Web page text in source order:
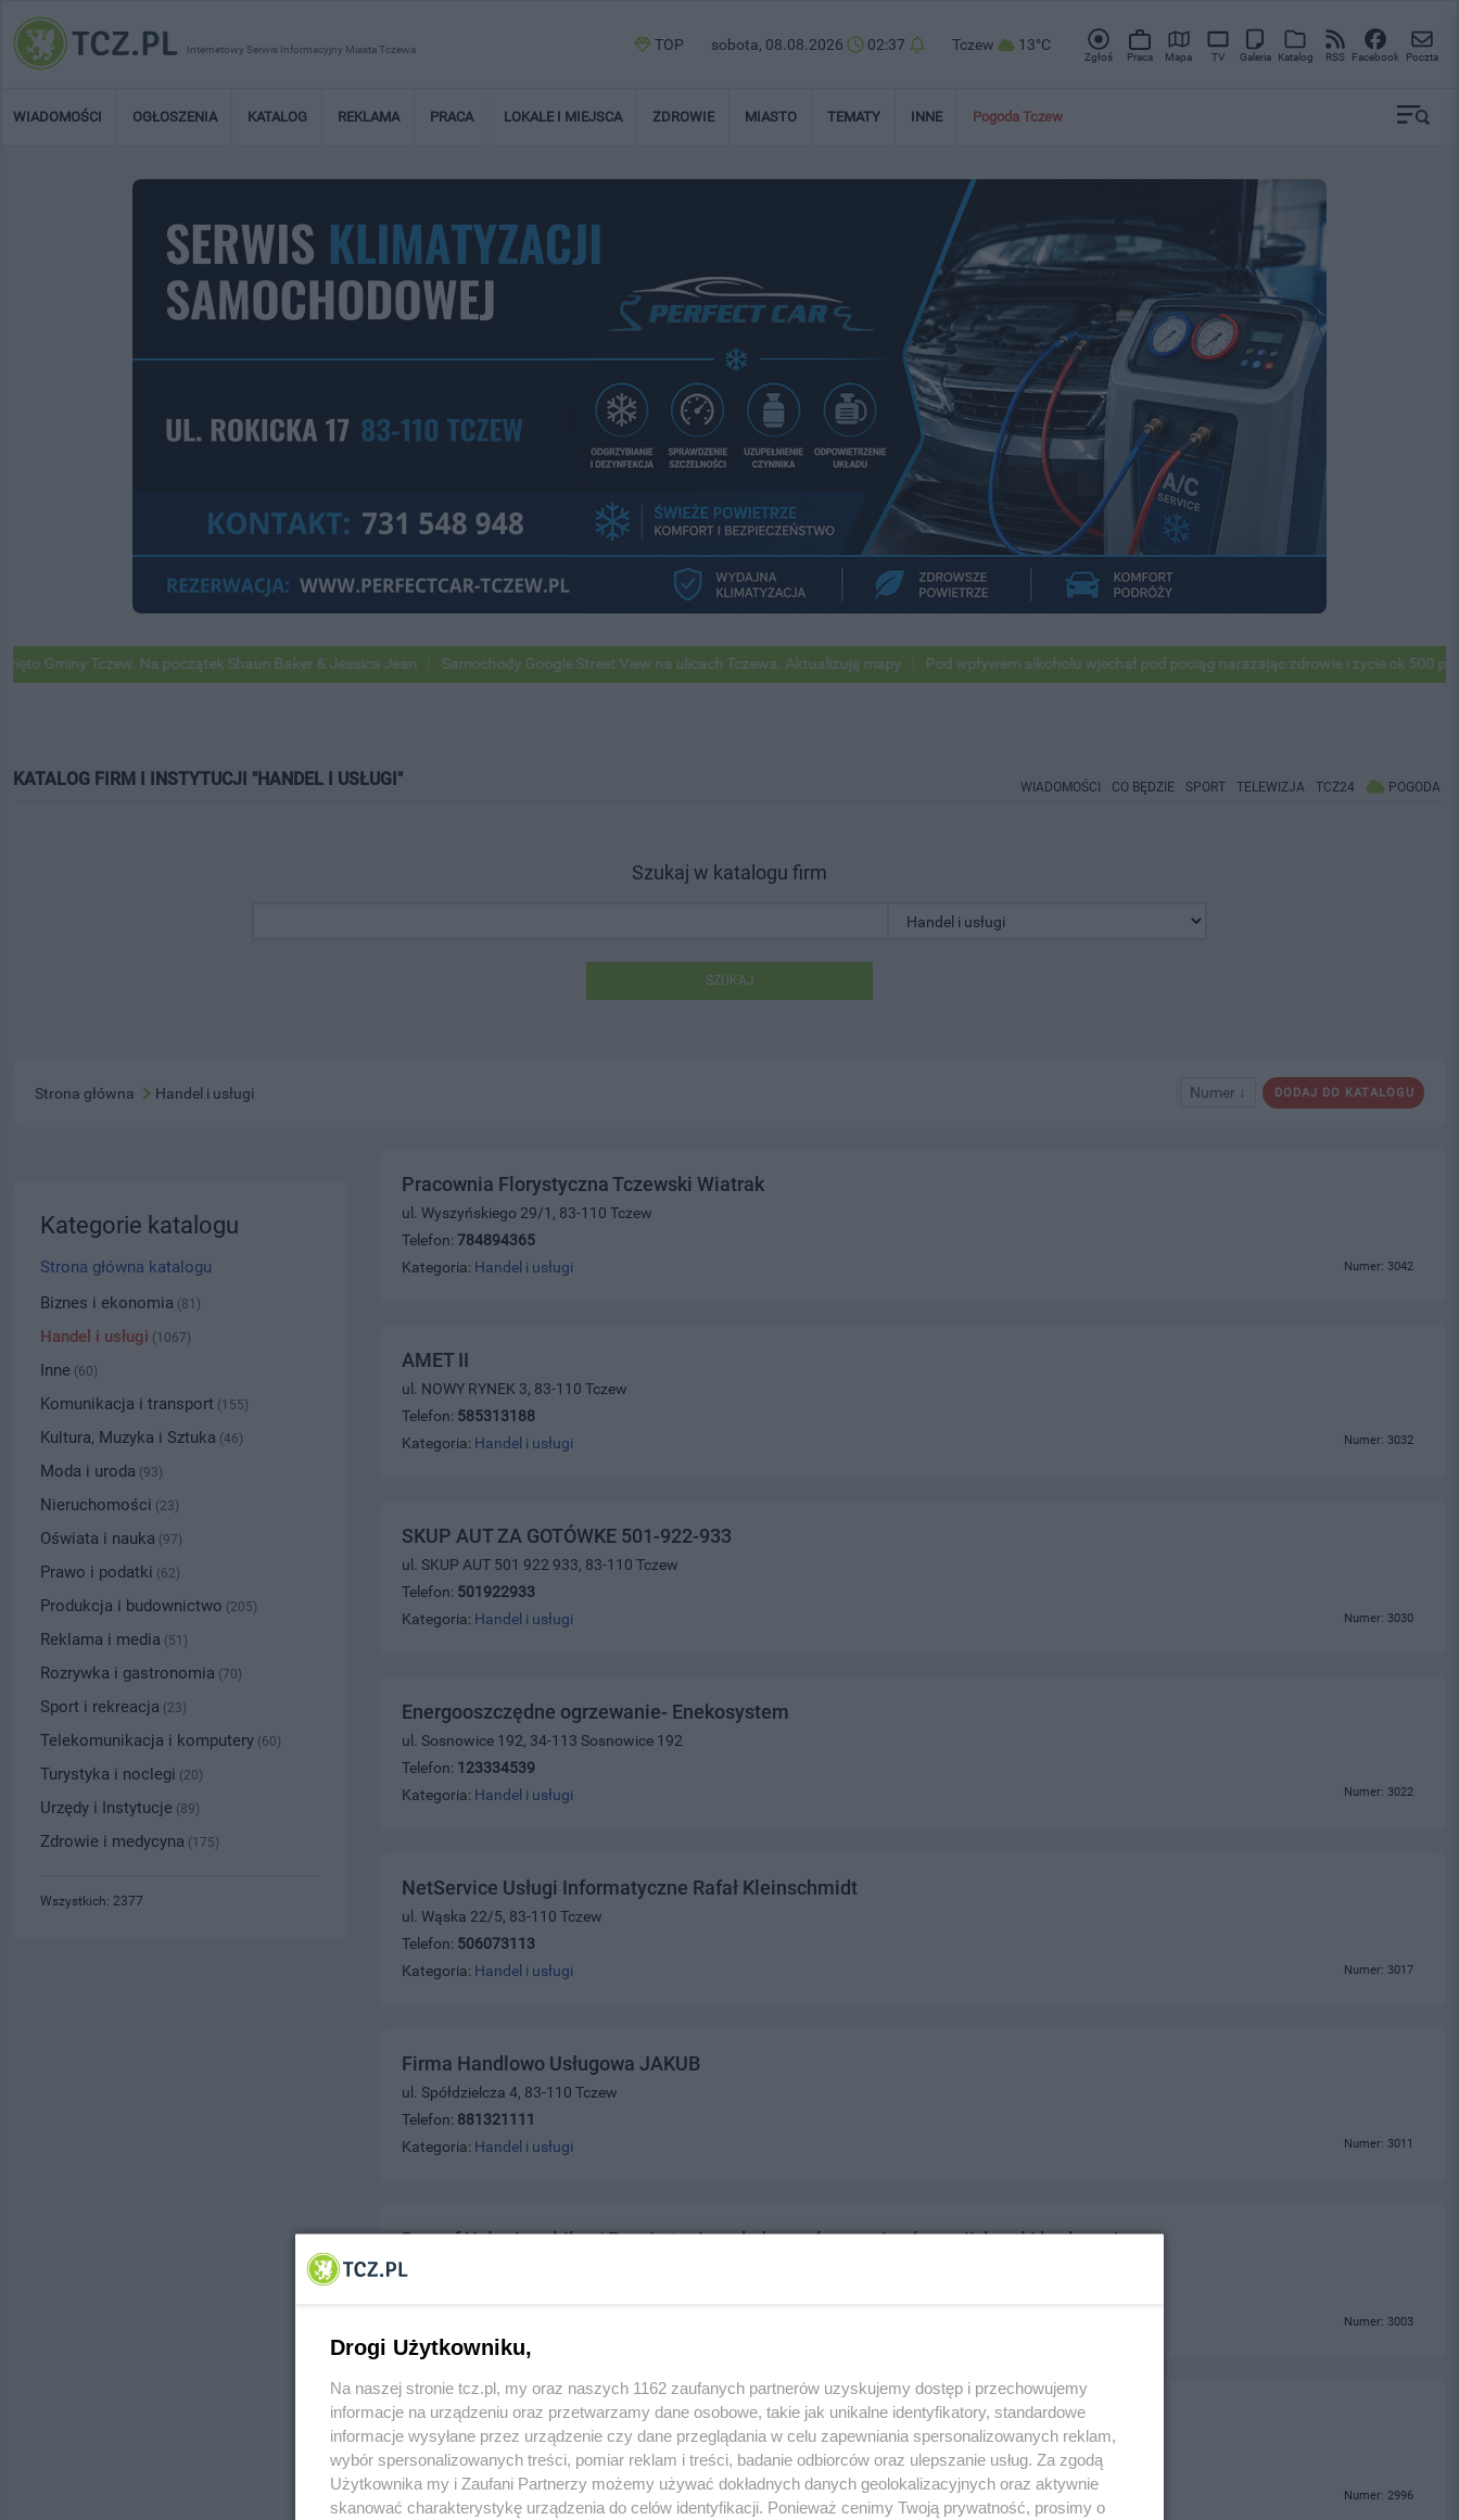
Internetowy Serwis Informacyjny Miasta Tczewa TOP sobota, 08.08.2026 02:37 Tczew 13°C
Zgłoś Praca Mapa TV Galeria Katalog RSS Facebook Poczta
WIADOMOŚCI OGŁOSZENIA KATALOG REKLAMA PRACA LOKALE I MIEJSCA ZDROWIE MIASTO TEMATY INNE Pogoda Tczew
Tczew. Na początek Shaun Baker & Jessica Jean Samochody Google Street View na ulicach Tczewa. Aktualizują mapy Pod wpływem alkoholu wjechał pod pociąg narażając zdrowie i życie ok 500
KATALOG FIRM I INSTYTUCJI "HANDEL I USŁUGI" WIADOMOŚCI CO BĘDZIE SPORT TELEWIZJA TCZ24 POGODA
Szukaj w katalogu firm
SZUKAJ
DODAJ DO KATALOGU
Numer ↓
Strona główna Handel i usługi
Pracownia Florystyczna Tczewski Wiatrak
ul. Wyszyńskiego 29/1, 83-110 Tczew
Telefon: 784894365
Kategoria: Handel i usługi Numer: 3042
AMET II
ul. NOWY RYNEK 3, 83-110 Tczew
Telefon: 585313188
Kategoria: Handel i usługi Numer: 3032
SKUP AUT ZA GOTÓWKE 501-922-933
ul. SKUP AUT 501 922 933, 83-110 Tczew
Telefon: 501922933
Kategoria: Handel i usługi Numer: 3030
Energooszczędne ogrzewanie- Enekosystem
ul. Sosnowice 192, 34-113 Sosnowice 192
Telefon: 123334539
Kategoria: Handel i usługi Numer: 3022
NetService Usługi Informatyczne Rafał Kleinschmidt
ul. Wąska 22/5, 83-110 Tczew
Telefon: 506073113
Kategoria: Handel i usługi Numer: 3017
Firma Handlowo Usługowa JAKUB
ul. Spółdzielcza 4, 83-110 Tczew
Telefon: 881321111
Kategoria: Handel i usługi Numer: 3011
Daprof Usługi mobilne/ Pranie tapicerek,dywanów, mycie elewacji, kostki brukowej
ul. Tczew i okolice, 83-110 Tczew
Numer: 3003
MF Akcesoria
ul. Jagiellońska 55, 83-110 Tczew
Telefon:884809506,884809507
Kategoria:
Handel i usługi Numer: 2996
Kategorie katalogu
Strona główna katalogu
Biznes i ekonomia (81)
Handel i usługi (1067)
Inne (60)
Komunikacja i transport (155)
Kultura, Muzyka i Sztuka (46)
Moda i uroda (93)
Nieruchomości (23)
Oświata i nauka (97)
Prawo i podatki (62)
Produkcja i budownictwo (205)
Reklama i media (51)
Rozrywka i gastronomia (70)
Sport i rekreacja (23)
Telekomunikacja i komputery (60)
Turystyka i noclegi (20)
Urzędy i Instytucje (89)
Zdrowie i medycyna (175)
Wszystkich: 2377
Drogi Użytkowniku,
Na naszej stronie tcz.pl, my oraz naszych 1162 zaufanych partnerów uzyskujemy dostęp i przechowujemy
informacje na urządzeniu oraz przetwarzamy dane osobowe, takie jak unikalne identyfikatory, standardowe
informacje wysyłane przez urządzenie czy dane przeglądania w celu zapewniania spersonalizowanych reklam,
wybór spersonalizowanych treści, pomiar reklam i treści, badanie odbiorców oraz ulepszanie usług. Za zgodą
Użytkownika my i Zaufani Partnerzy możemy używać dokładnych danych geolokalizacyjnych oraz aktywnie
skanować charakterystykę urządzenia do celów identyfikacji. Ponieważ cenimy Twoją prywatność, prosimy o